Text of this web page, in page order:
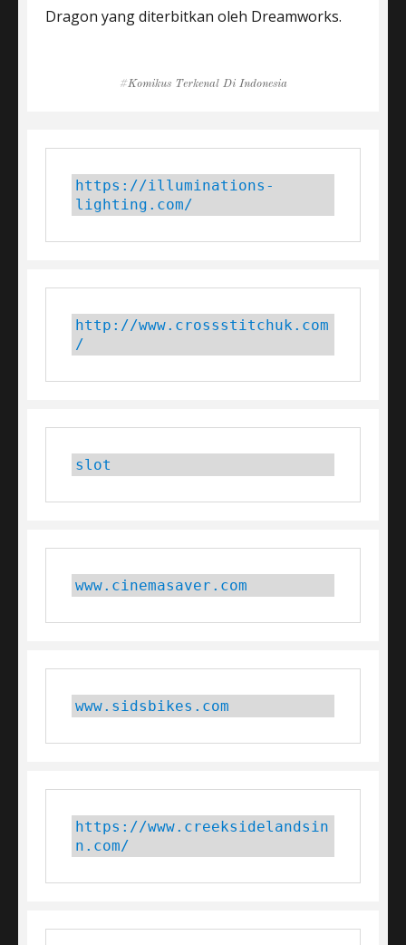
Dragon yang diterbitkan oleh Dreamworks.
Tags
Komikus Terkenal Di Indonesia
https://illuminations-
lighting.com/
http://www.crossstitchuk.com
/
slot
www.cinemasaver.com
www.sidsbikes.com
https://www.creeksidelandsin
n.com/